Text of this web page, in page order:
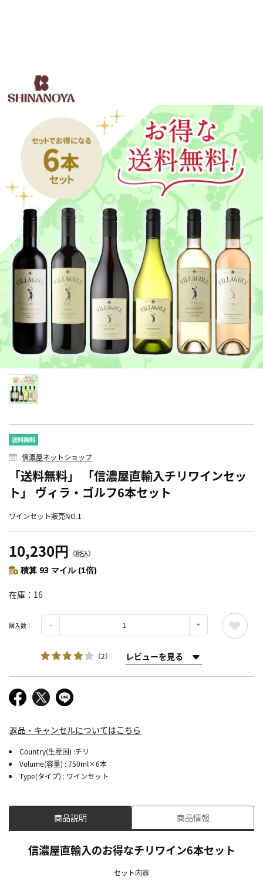
信濃屋ネットショップ
「送料無料」 「信濃屋直輸入チリワインセッ
ト」 ヴィラ・ゴルフ6本セット
ワインセット販売NO.1
10,230円 （税込）
積算 93 マイル (1倍)
在庫 16
購入数：
（2） レビューを見る
返品・キャンセルについてはこちら
Country(生産国) :チリ
Volume(容量) : 750ml×6本
Type(タイプ) : ワインセット
商品説明 商品情報
信濃屋直輸入のお得なチリワイン6本セット
セット内容